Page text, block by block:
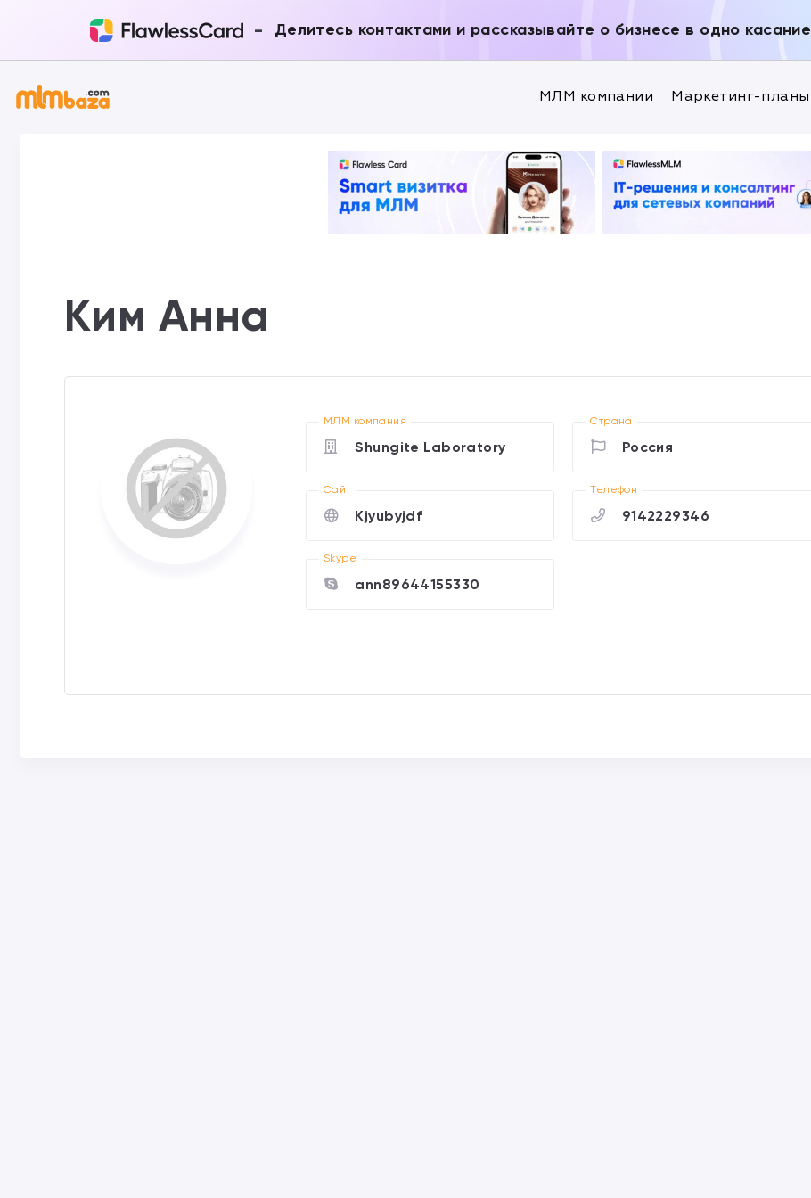
- Делитесь контактами и рассказывайте о бизнесе в одно касание
МЛМ компании Маркетинг-планы
Ким Анна
МЛМ компания
Shungite Laboratory
Страна
Россия
Cайт
Kjyubyjdf
Телефон
9142229346
Skype
ann89644155330